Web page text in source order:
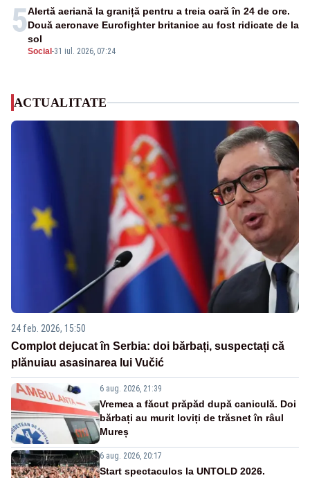
5
Social -31 iul. 2026, 07:24
Alertă aeriană la graniță pentru a treia oară în 24 de ore.
Două aeronave Eurofighter britanice au fost ridicate de la
sol
ACTUALITATE
24 feb. 2026, 15:50
Complot dejucat în Serbia: doi bărbați, suspectați că
plănuiau asasinarea lui Vučić
6 aug. 2026, 21:39
Vremea a făcut prăpăd după caniculă. Doi
bărbați au murit loviți de trăsnet în râul
Mureș
6 aug. 2026, 20:17
Start spectaculos la UNTOLD 2026.